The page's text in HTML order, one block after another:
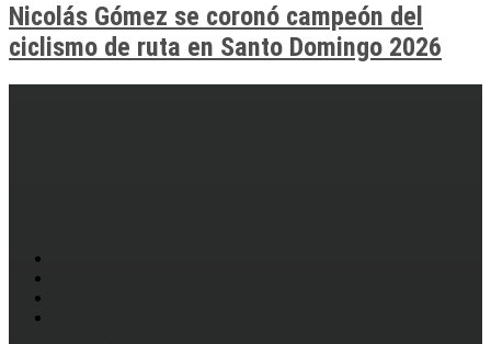
Nicolás Gómez se coronó campeón del
ciclismo de ruta en Santo Domingo 2026